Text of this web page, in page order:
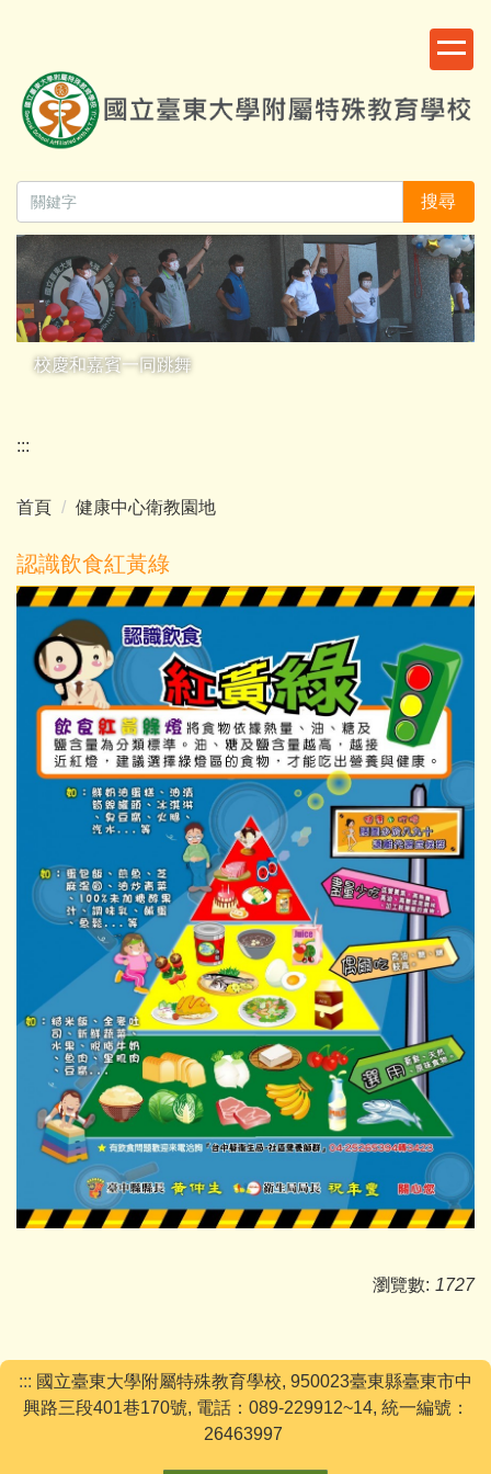
要
內
搜尋
校慶和嘉賓一同跳舞
:::
首頁 健康中心衛教園地
認識飲食紅黃綠
瀏覽數: 1727
::: 國立臺東大學附屬特殊教育學校, 950023臺東縣臺東市中
興路三段401巷170號, 電話：089-229912~14, 統一編號：
26463997